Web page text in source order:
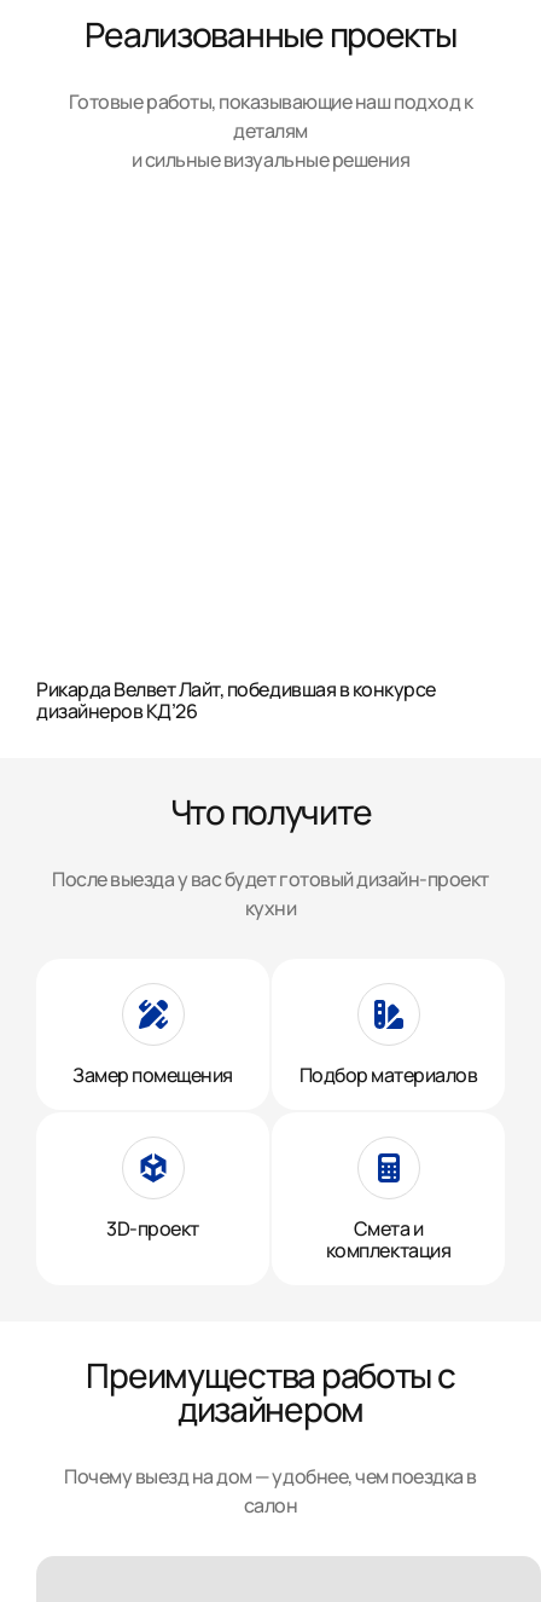
Реализованные проекты
Готовые работы, показывающие наш подход к
деталям
и сильные визуальные решения
Рикарда Велвет Лайт, победившая в конкурсе
дизайнеров КД’26
Что получите
После выезда у вас будет готовый дизайн-проект
кухни
Замер помещения Подбор материалов
3D-проект
Смета и
комплектация
Преимущества работы с
дизайнером
Почему выезд на дом — удобнее, чем поездка в
салон